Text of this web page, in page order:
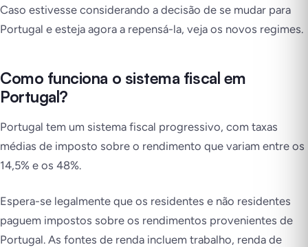
Caso estivesse considerando a decisão de se mudar para
Portugal e esteja agora a repensá-la, veja os novos regimes.
Como funciona o sistema fiscal em
Portugal?
Portugal tem um sistema fiscal progressivo, com taxas
médias de imposto sobre o rendimento que variam entre os
14,5% e os 48%.
Espera-se legalmente que os residentes e não residentes
paguem impostos sobre os rendimentos provenientes de
Portugal. As fontes de renda incluem trabalho, renda de